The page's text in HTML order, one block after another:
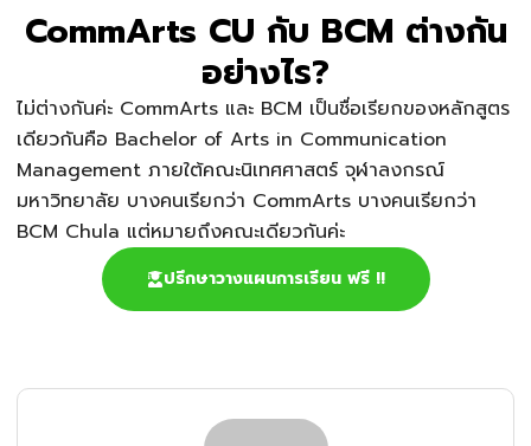
CommArts CU กับ BCM ต่างกัน
อย่างไร?
ไม่ต่างกันค่ะ CommArts และ BCM เป็นชื่อเรียกของหลักสูตร
เดียวกันคือ Bachelor of Arts in Communication
Management ภายใต้คณะนิเทศศาสตร์ จุฬาลงกรณ์
มหาวิทยาลัย บางคนเรียกว่า CommArts บางคนเรียกว่า
BCM Chula แต่หมายถึงคณะเดียวกันค่ะ
ปรึกษาวางแผนการเรียน ฟรี !!